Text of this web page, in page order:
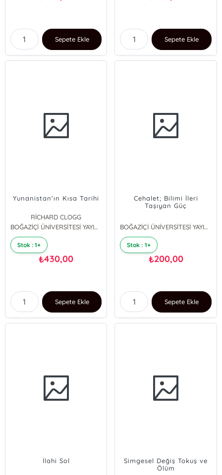
Sepete Ekle Sepete Ekle
Yunanistan'ın Kısa Tarihi
RİCHARD CLOGG
BOĞAZİÇİ ÜNİVERSİTESİ YAYINEVİ
Stok : 1+
₺430,00
Sepete Ekle
Cehalet; Bilimi İleri
Taşıyan Güç
BOĞAZİÇİ ÜNİVERSİTESİ YAYINEVİ
Stok : 1+
₺200,00
Sepete Ekle
İlahi Sol
Simgesel Değiş Tokuş ve
Ölüm